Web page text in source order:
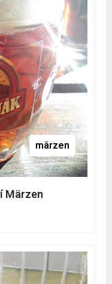
märzen
Märzen